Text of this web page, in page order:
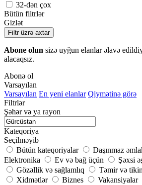
32-dən çox
Bütün filtrlər
Gizlət
Filtr üzrə axtar
Abone olun sizə uyğun elanlar əlavə
alacaqsız.
Abonə ol
Varsayılan
Varsayılan En yeni elanlar Qiymətinə görə
Filtrlər
Şəhər və ya rayon
Kateqoriya
Seçilməyib
Bütün kateqoriyalar
Daşınmaz
Elektronika
Ev və bağ üçün Şəxsi
Gözəllik və sağlamlıq
Təmir və
Xidmətlər
Biznes Vakansiyalar